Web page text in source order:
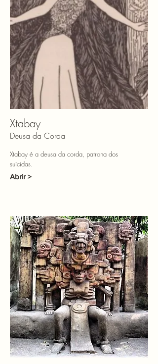
Xtabay
Deusa da Corda
Xtabay é a deusa da corda, patrona dos
suícidas.
Abrir >